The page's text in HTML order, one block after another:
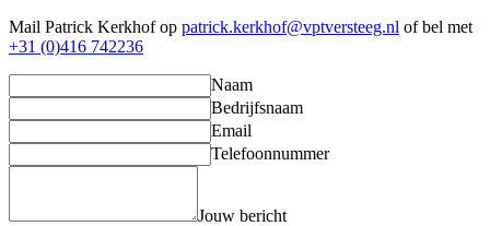
Mail Patrick Kerkhof op patrick.kerkhof@vptversteeg.nl of bel met
+31 (0)416 742236
Naam
Bedrijfsnaam
Email
Telefoonnummer
Jouw bericht